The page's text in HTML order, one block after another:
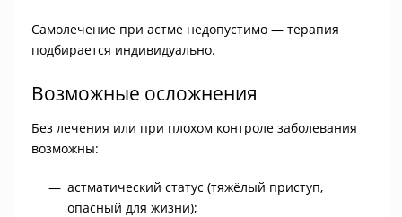
Самолечение при астме недопустимо — терапия
подбирается индивидуально.
Возможные осложнения
Без лечения или при плохом контроле заболевания
возможны:
астматический статус (тяжёлый приступ,
опасный для жизни);